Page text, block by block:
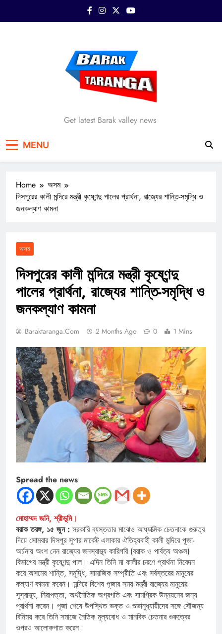
Barak Taranga
Get latest Barak valley news
MENU
Home
অসম
দিসপুরের কালী মন্দিরে মন্ত্রী কৃষ্ণেন্দু পালের প্রার্থনা, রাজ্যের শান্তি-সমৃদ্ধি ও
জনকল্যাণ কামনা
অসম
দিসপুরের কালী মন্দিরে মন্ত্রী কৃষ্ণেন্দু
পালের প্রার্থনা, রাজ্যের শান্তি-সমৃদ্ধি ও
জনকল্যাণ কামনা
Baraktaranga.com 2 Months Ago 0 1 Mins
Spread the news
মোহাম্মদ জনি, শ্রীভূমি।
বরাক তরঙ্গ, ১৫ জুন : সরকারি ব্যস্ততার মাঝেও আধ্যাত্মিক চেতনাকে গুরুত্ব
দিয়ে সোমবার দিসপুর সুপার মার্কেট এলাকার ঐতিহ্যবাহী কালী মন্দিরে পূজা-
অর্চনায় অংশ নেন রাজ্যের জনস্বাস্থ্য কারিগরি (বরাক ও পার্বত্য অঞ্চল)
বিভাগের মন্ত্রী কৃষ্ণেন্দু পাল। এদিন তিনি মা কালীর চরণে প্রার্থনা নিবেদন
করে অসমের শান্তি, সমৃদ্ধি, সামাজিক সম্প্রীতি এবং সর্বস্তরের মানুষের
কল্যাণ কামনা করেন। মন্দিরে বিশেষ পূজার সময় মন্ত্রী রাজ্যের মানুষের
সুস্বাস্থ্য, নিরাপত্তা, অর্থনৈতিক অগ্রগতি এবং সামগ্রিক উন্নয়নের জন্য
প্রার্থনা করেন। পূজা শেষে উপস্থিত ভক্ত ও শুভানুধ্যায়ীদের সঙ্গে সৌজন্য
বিনিময় করে তিনি সমাজে নৈতিক মূল্যবোধ ও মানবিক চেতনার গুরুত্বের
ওপরও আলোকপাত করেন।